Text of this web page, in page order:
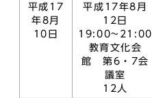
平成17
年8月
10日
平成17年8月
12日
19:00~21:00
教育文化会
館 第6・7会
議室
12人